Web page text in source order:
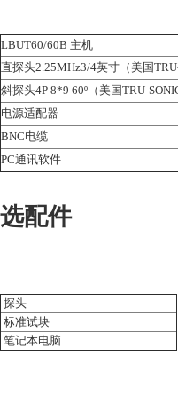
LBUT60/60B 主机
直探头2.25MHz3/4英寸（美国
斜探头4P 8*9 60º（美国TRU-
电源适配器
BNC电缆
PC通讯软件
选配件
探头
标准试块
笔记本电脑